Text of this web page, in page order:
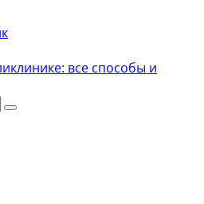
все способы и